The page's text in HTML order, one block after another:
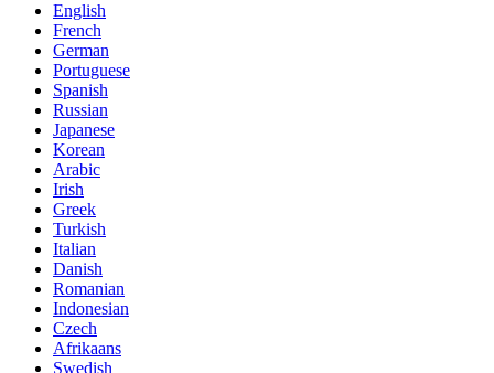
English
French
German
Portuguese
Spanish
Russian
Japanese
Korean
Arabic
Irish
Greek
Turkish
Italian
Danish
Romanian
Indonesian
Czech
Afrikaans
Swedish